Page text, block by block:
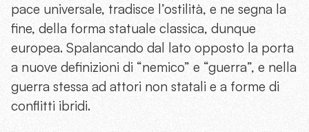
pace universale, tradisce l’ostilità, e ne segna la
fine, della forma statuale classica, dunque
europea. Spalancando dal lato opposto la porta
a nuove definizioni di “nemico” e “guerra”, e nella
guerra stessa ad attori non statali e a forme di
conflitti ibridi.